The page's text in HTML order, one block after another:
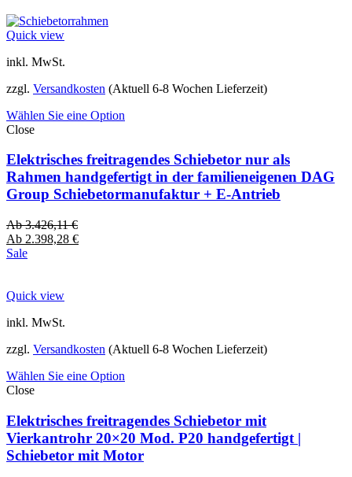
Quick view
inkl. MwSt.
zzgl. Versandkosten (Aktuell 6-8 Wochen Lieferzeit)
Wählen Sie eine Option
Close
Elektrisches freitragendes Schiebetor nur als
Rahmen handgefertigt in der familieneigenen DAG
Group Schiebetormanufaktur + E-Antrieb
Ab3.426,11€
Ab 2.398,28 €
Sale
Quick view
inkl. MwSt.
zzgl. Versandkosten (Aktuell 6-8 Wochen Lieferzeit)
Wählen Sie eine Option
Close
Elektrisches freitragendes Schiebetor mit
Vierkantrohr 20×20 Mod. P20 handgefertigt |
Schiebetor mit Motor